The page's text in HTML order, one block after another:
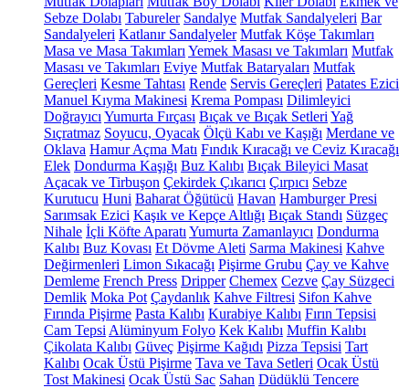
Sebze Dolabı Tabureler Sandalye Mutfak Sandalyeleri Bar
Sandalyeleri Katlanır Sandalyeler Mutfak Köşe Takımları
Masa ve Masa Takımları Yemek Masası ve Takımları Mutfak
Masası ve Takımları Eviye Mutfak Bataryaları Mutfak
Gereçleri Kesme Tahtası Rende Servis Gereçleri Patates Ezici
Manuel Kıyma Makinesi Krema Pompası Dilimleyici
Doğrayıcı Yumurta Fırçası Bıçak ve Bıçak Setleri Yağ
Sıçratmaz Soyucu, Oyacak Ölçü Kabı ve Kaşığı Merdane ve
Oklava Hamur Açma Matı Fındık Kıracağı ve Ceviz Kıracağı
Elek Dondurma Kaşığı Buz Kalıbı Bıçak Bileyici Masat
Açacak ve Tirbuşon Çekirdek Çıkarıcı Çırpıcı Sebze
Kurutucu Huni Baharat Öğütücü Havan Hamburger Presi
Sarımsak Ezici Kaşık ve Kepçe Altlığı Bıçak Standı Süzgeç
Nihale İçli Köfte Aparatı Yumurta Zamanlayıcı Dondurma
Kalıbı Buz Kovası Et Dövme Aleti Sarma Makinesi Kahve
Değirmenleri Limon Sıkacağı Pişirme Grubu Çay ve Kahve
Demleme French Press Dripper Chemex Cezve Çay Süzgeci
Demlik Moka Pot Çaydanlık Kahve Filtresi Sifon Kahve
Fırında Pişirme Pasta Kalıbı Kurabiye Kalıbı Fırın Tepsisi
Cam Tepsi Alüminyum Folyo Kek Kalıbı Muffin Kalıbı
Çikolata Kalıbı Güveç Pişirme Kağıdı Pizza Tepsisi Tart
Kalıbı Ocak Üstü Pişirme Tava ve Tava Setleri Ocak Üstü
Tost Makinesi Ocak Üstü Sac Sahan Düdüklü Tencere